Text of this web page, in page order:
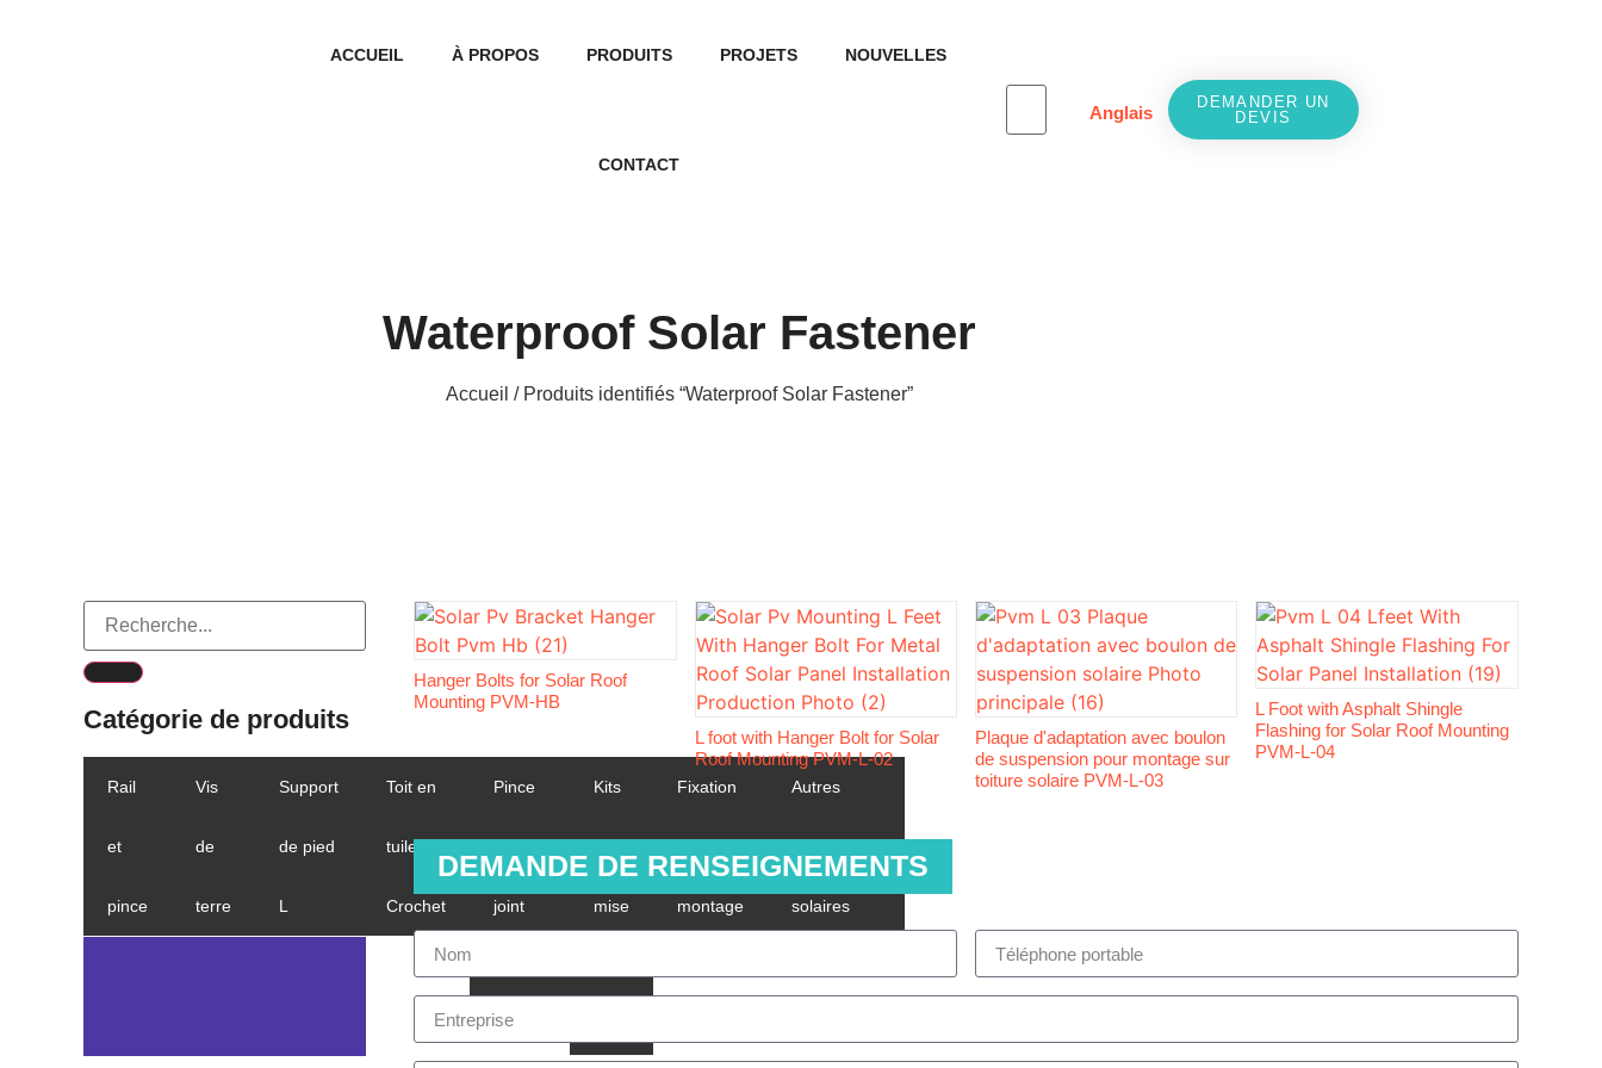
ACCUEIL À PROPOS PRODUITS PROJETS NOUVELLES
CONTACT
Anglais
DEMANDER UN
DEVIS
Waterproof Solar Fastener
Accueil / Produits identifiés “Waterproof Solar Fastener”
Catégorie de produits
Rail
et
pince
Vis
de
terre
Support
de pied
L
Toit en
tuiles
Crochet
Pince
joint
Kits
mise
Fixation
montage
Autres
solaires
Hanger Bolts for Solar Roof
Mounting PVM-HB
L foot with Hanger Bolt for Solar
Roof Mounting PVM-L-02
Plaque d'adaptation avec boulon
de suspension pour montage sur
toiture solaire PVM-L-03
L Foot with Asphalt Shingle
Flashing for Solar Roof Mounting
PVM-L-04
DEMANDE DE RENSEIGNEMENTS